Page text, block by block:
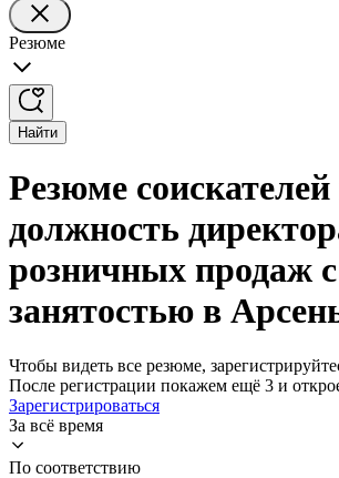
Резюме
Найти
Резюме соискателей
должность
розничных продаж
занятостью в
Чтобы видеть все резюме,
После регистрации покажем ещё 3 и
Зарегистрироваться
За всё время
По соответствию